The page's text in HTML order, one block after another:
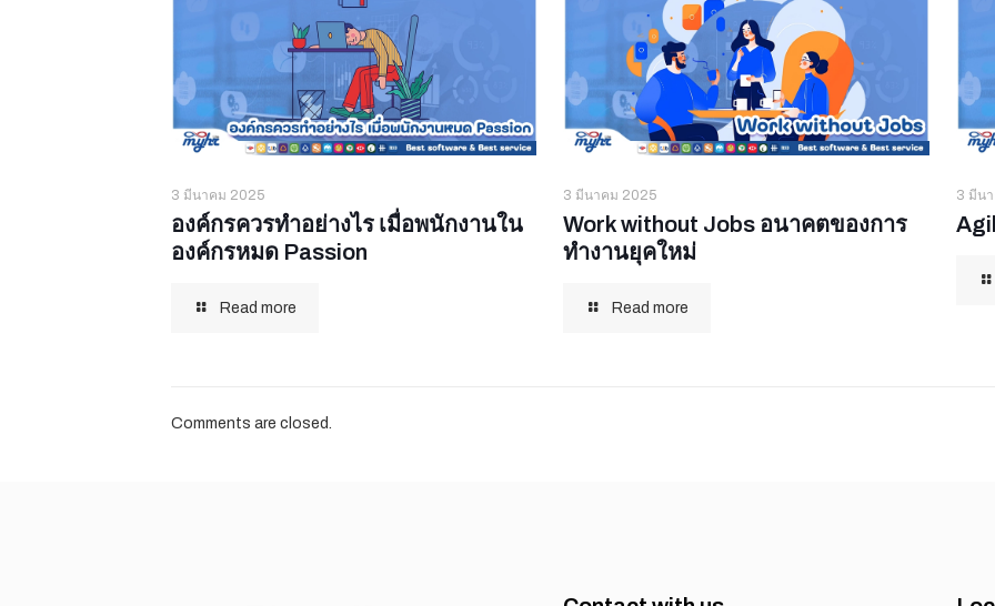
3 มีนาคม 2025
องค์กรควรทำอย่างไร เมื่อพนักงานใน
องค์กรหมด Passion
Read more
3 มีนาคม 2025
Work without Jobs อนาคตของการ
ทำงานยุคใหม่
Read more
3 มีน
Comments are closed.